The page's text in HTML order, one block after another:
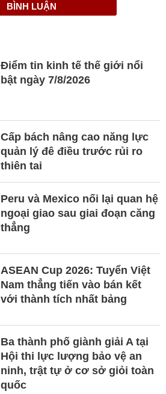
BÌNH LUẬN
Điểm tin kinh tế thế giới nổi
bật ngày 7/8/2026
Cấp bách nâng cao năng lực
quản lý đê điều trước rủi ro
thiên tai
Peru và Mexico nối lại quan hệ
ngoại giao sau giai đoạn căng
thẳng
ASEAN Cup 2026: Tuyển Việt
Nam thẳng tiến vào bán kết
với thành tích nhất bảng
Ba thành phố giành giải A tại
Hội thi lực lượng bảo vệ an
ninh, trật tự ở cơ sở giỏi toàn
quốc